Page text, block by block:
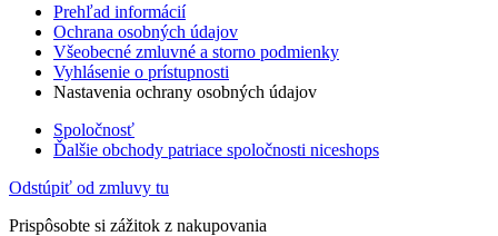
Prehľad informácií
Ochrana osobných údajov
Všeobecné zmluvné a storno podmienky
Vyhlásenie o prístupnosti
Nastavenia ochrany osobných údajov
Spoločnosť
Ďalšie obchody patriace spoločnosti niceshops
Odstúpiť od zmluvy tu
Prispôsobte si zážitok z nakupovania